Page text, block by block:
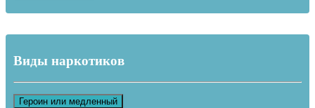
Виды наркотиков
Героин или медленный